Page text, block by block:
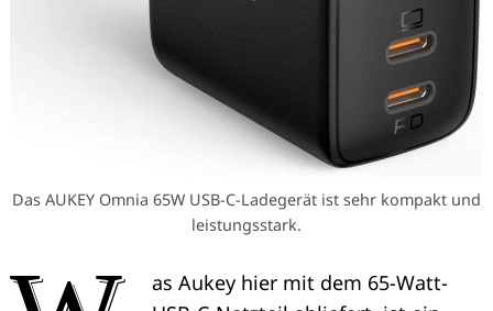
Das AUKEY Omnia 65W USB-C-Ladegerät ist sehr kompakt und
leistungsstark.
as Aukey hier mit dem 65-Watt-